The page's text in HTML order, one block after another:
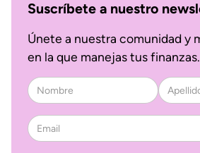
Suscríbete a nuestro
Únete a nuestra comunidad y
en la que manejas tus finanzas.